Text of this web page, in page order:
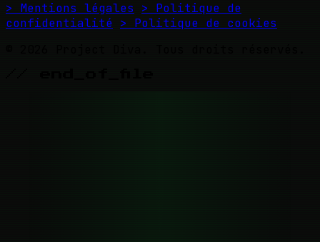
> Mentions légales
> Politique de
confidentialité > Politique de cookies